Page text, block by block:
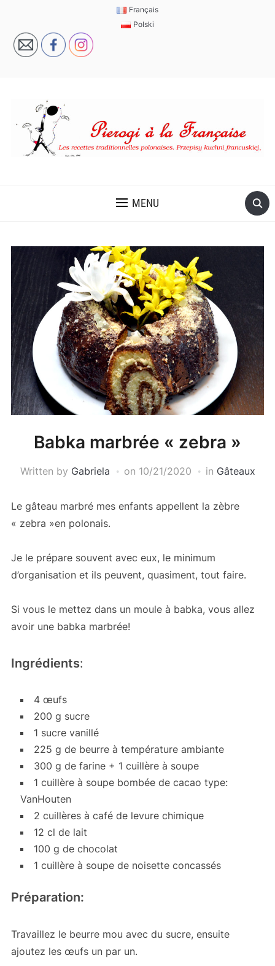
Français
Polski
MENU
Babka marbrée « zebra »
Written by Gabriela on 10/21/2020 in Gâteaux
Le gâteau marbré mes enfants appellent la zèbre
« zebra »en polonais.
Je le prépare souvent avec eux, le minimum
d’organisation et ils peuvent, quasiment, tout faire.
Si vous le mettez dans un moule à babka, vous allez
avoir une babka marbrée!
Ingrédients:
4 œufs
200 g sucre
1 sucre vanillé
225 g de beurre à température ambiante
300 g de farine + 1 cuillère à soupe
1 cuillère à soupe bombée de cacao type:
VanHouten
2 cuillères à café de levure chimique
12 cl de lait
100 g de chocolat
1 cuillère à soupe de noisette concassés
Préparation:
Travaillez le beurre mou avec du sucre, ensuite
ajoutez les œufs un par un.